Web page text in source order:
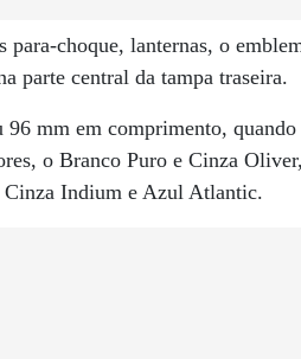
para-choque, lanternas, o
parte central da tampa traseira.
96 mm em comprimento,
o Branco Puro e Cinza
Indium e Azul Atlantic.